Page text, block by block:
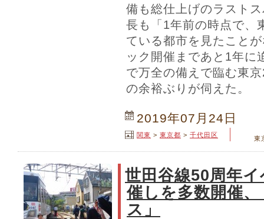
備も総仕上げのラスト
長も「1年前の時点で、
ている都市を見たこと
ック開催まであと1年に
で万全の備えで臨む東
の余裕ぶりが伺えた。
2019年07月24日
関東 > 東京都 > 千代田区 東
世田谷線50周年
催しを多数開催
ス」